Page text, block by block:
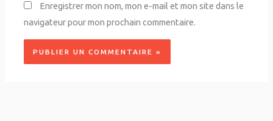
Enregistrer mon nom, mon e-mail et mon site dans le
navigateur pour mon prochain commentaire.